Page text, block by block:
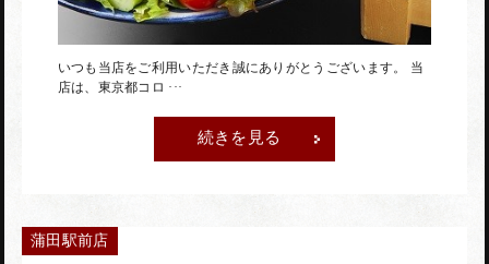
いつも当店をご利用いただき誠にありがとうございます。 当
店は、東京都コロ ···
続きを見る
蒲田駅前店
蒲田駅前店